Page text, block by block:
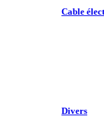
Cable
Divers